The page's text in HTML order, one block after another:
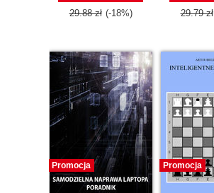
29.88 zł (-18%) 29.79 zł
Promocja Promocja